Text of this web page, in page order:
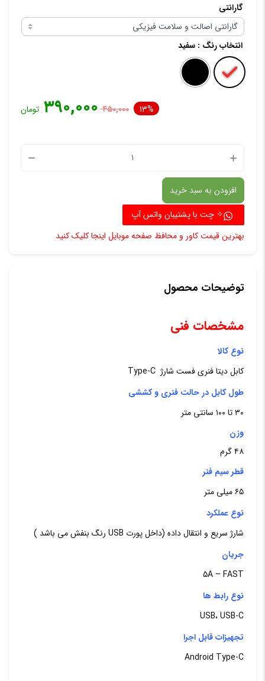
گارانتی
انتخاب رنگ : سفید
13% ۴۵۰,۰۰۰ ۳۹۰,۰۰۰ تومان
افزودن به سبد خرید
✧ چت با پشتیبان واتس آپ
بهترین قیمت کاور و محافظ صفحه موبایل اینجا کلیک کنید
توضیحات محصول
مشخصات فنی
نوع کالا
کابل دیتا فنری فست شارژ Type-C
طول کابل در حالت فنری و کششی
۳۰ تا ۱۰۰ سانتی متر
وزن
۴۸ گرم
قطر سیم فنر
۶۵ میلی متر
نوع عملکرد
شارژ سریع و انتقال داده (داخل پورت USB رنگ بنفش می باشد )
جریان
5A – FAST
نوع رابط ها
USB، USB-C
تجهیزات قابل اجرا
Android Type-C